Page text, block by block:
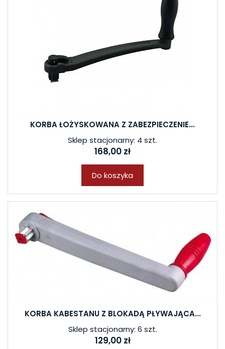
KORBA ŁOŻYSKOWANA Z ZABEZPIECZENIE...
Sklep stacjonarny: 4 szt.
168,00 zł
Do koszyka
KORBA KABESTANU Z BLOKADĄ PŁYWAJĄCA...
Sklep stacjonarny: 6 szt.
129,00 zł